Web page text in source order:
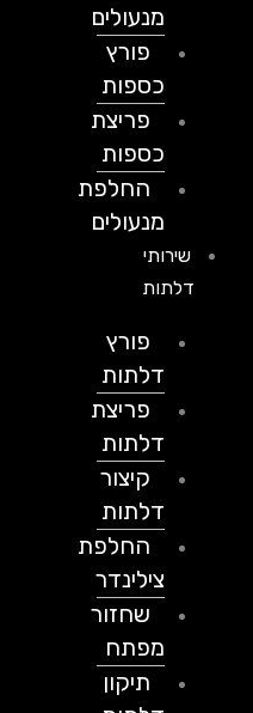
מנעולים
פורץ
כספות
פריצת
כספות
החלפת
מנעולים
שירותי
דלתות
פורץ
דלתות
פריצת
דלתות
קיצור
דלתות
החלפת
צילינדר
שחזור
מפתח
תיקון